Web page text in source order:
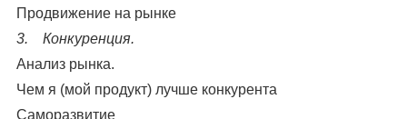
Продвижение на рынке
3. Конкуренция.
Анализ рынка.
Чем я (мой продукт) лучше конкурента
Саморазвитие